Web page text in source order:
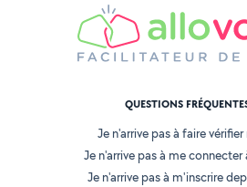
QUESTIONS
Je n'arrive pas à faire
Je n'arrive pas à me
Je n'arrive pas à m'inscrire